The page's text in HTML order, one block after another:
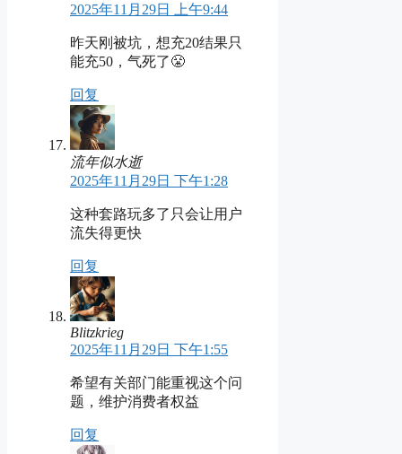
2025年11月29日 上午9:44
昨天刚被坑，想充20结果只
能充50，气死了😤
回复
流年似水逝
2025年11月29日 下午1:28
这种套路玩多了只会让用户
流失得更快
回复
Blitzkrieg
2025年11月29日 下午1:55
希望有关部门能重视这个问
题，维护消费者权益
回复